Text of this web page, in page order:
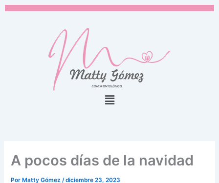
Menú
A pocos días de la navidad
PorMatty Gómez/diciembre 23, 2023